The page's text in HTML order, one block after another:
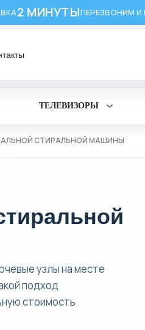
2 МИНУТЫПЕРЕЗВОНИМ
ТЕЛЕВИЗОРЫ
СТИРАЛЬНОЙ МАШИНЫ
узлы на месте
подход
стоимость